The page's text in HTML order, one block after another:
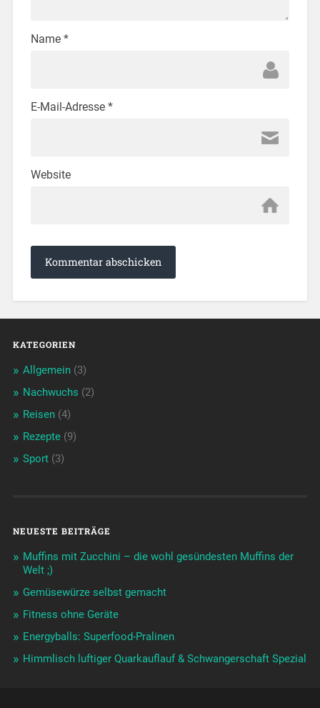
Name *
E-Mail-Adresse *
Website
KATEGORIEN
Allgemein(3)
Nachwuchs (2)
Reisen(4)
Rezepte(9)
Sport(3)
NEUESTE BEITRÄGE
Muffins mit Zucchini – die wohl gesündesten Muffins der
Welt ;)
Gemüsewürze selbst gemacht
Fitness ohne Geräte
Energyballs: Superfood-Pralinen
Himmlisch luftiger Quarkauflauf & Schwangerschaft Spezial